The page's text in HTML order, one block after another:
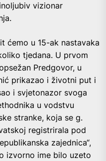
vizionar
ćemo u 15-ak nastavaka
tjedana. U prvom
Predgovor, u
prikazao i životni put i
i svjetonazor svoga
u vodstvu
stranke, koja se g.
registrirala pod
zajednica“,
izvorno ime bilo uzeto